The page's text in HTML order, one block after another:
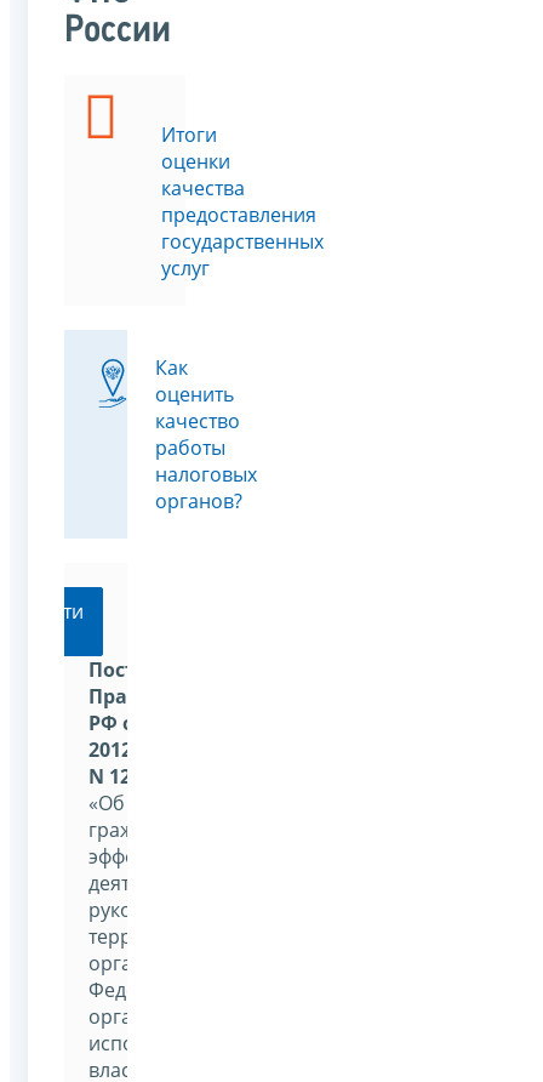
России
Итоги
оценки
качества
предоставления
государственных
услуг
Как
оценить
качество
работы
налоговых
органов?
Перейти
Постановление
Правительства
РФ от 12 декабря
2012 г.
N 1284
«Об оценке
гражданами
эффективности
деятельности
руководителей
территориальных
органов
Федеральных
органов
исполнительной
власти